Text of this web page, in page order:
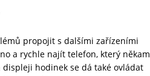
propojit s dalšími zařízeními
a rychle najít telefon, který někam
hodinek se dá také ovládat